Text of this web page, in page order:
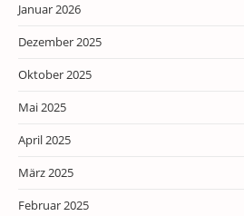
Januar 2026
Dezember 2025
Oktober 2025
Mai 2025
April 2025
März 2025
Februar 2025